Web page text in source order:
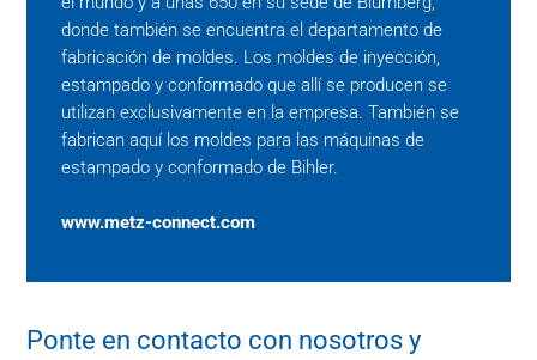
donde también se encuentra el departamento de
fabricación de moldes. Los moldes de inyección,
estampado y conformado que allí se producen se
utilizan exclusivamente en la empresa. También se
fabrican aquí los moldes para las máquinas de
estampado y conformado de Bihler.
www.metz-connect.com
Ponte en contacto con nosotros y